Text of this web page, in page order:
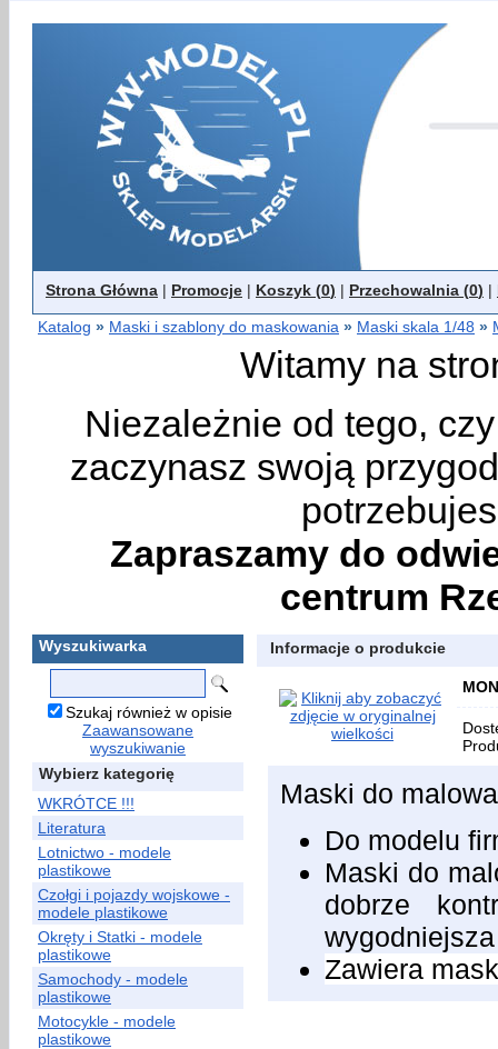
Strona Główna | Promocje | Koszyk (0) | Przechowalnia (0) |
Katalog » Maski i szablony do maskowania » Maski skala 1/48 »
Witamy na
Niezależnie od tego,
zaczynasz swoją
Zapraszamy do
centrum
Wyszukiwarka
Szukaj również w opisie
Zaawansowane
wyszukiwanie
Wybierz kategorię
WKRÓTCE !!!
Literatura
Lotnictwo - modele
plastikowe
Czołgi i pojazdy wojskowe -
modele plastikowe
Okręty i Statki - modele
plastikowe
Samochody - modele
plastikowe
Motocykle - modele
plastikowe
Informacje o produkcie
Maski do
Do modelu
Maski do
dobrze
Zawiera